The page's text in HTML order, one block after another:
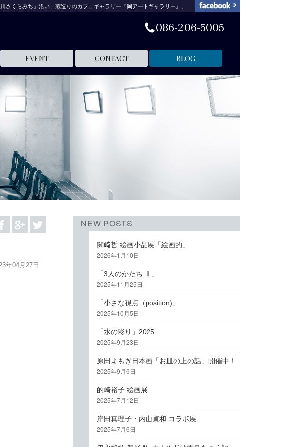
さくらみち」沿い、蔵造りのカフェギャラリー『岡アートギャラリー』。
086-206-5005
EVENT CONTACT BLOG
年04月27日
NEW POSTS
関﨑哲 絵画小品展「絵画的」
2026年1月10日
「3人のかたち Ⅱ」
2025年11月25日
「小さな視点（position)」
2025年10月5日
「水の彩り」2025
2025年9月23日
原田よもぎ日本画「お皿の上の話」開催中！
2025年9月6日
的崎裕子 絵画展
2025年7月12日
岸田真理子・内山貞和 コラボ展
2025年7月6日